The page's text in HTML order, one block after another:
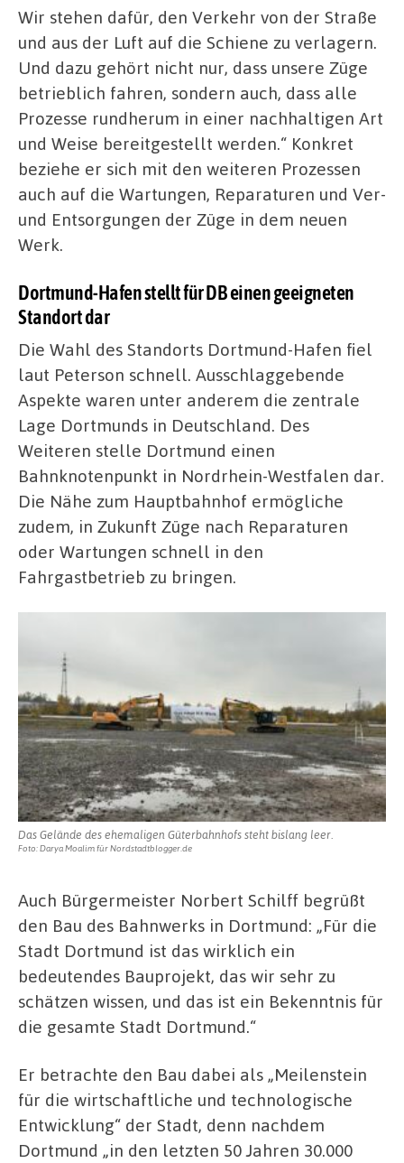
Wir stehen dafür, den Verkehr von der Straße
und aus der Luft auf die Schiene zu verlagern.
Und dazu gehört nicht nur, dass unsere Züge
betrieblich fahren, sondern auch, dass alle
Prozesse rundherum in einer nachhaltigen Art
und Weise bereitgestellt werden.“ Konkret
beziehe er sich mit den weiteren Prozessen
auch auf die Wartungen, Reparaturen und Ver-
und Entsorgungen der Züge in dem neuen
Werk.
Dortmund-Hafen stellt für DB einen geeigneten
Standort dar
Die Wahl des Standorts Dortmund-Hafen fiel
laut Peterson schnell. Ausschlaggebende
Aspekte waren unter anderem die zentrale
Lage Dortmunds in Deutschland. Des
Weiteren stelle Dortmund einen
Bahnknotenpunkt in Nordrhein-Westfalen dar.
Die Nähe zum Hauptbahnhof ermögliche
zudem, in Zukunft Züge nach Reparaturen
oder Wartungen schnell in den
Fahrgastbetrieb zu bringen.
Das Gelände des ehemaligen Güterbahnhofs steht bislang leer.
Foto: Darya Moalim für Nordstadtblogger.de
Auch Bürgermeister Norbert Schilff begrüßt
den Bau des Bahnwerks in Dortmund: „Für die
Stadt Dortmund ist das wirklich ein
bedeutendes Bauprojekt, das wir sehr zu
schätzen wissen, und das ist ein Bekenntnis für
die gesamte Stadt Dortmund.“
Er betrachte den Bau dabei als „Meilenstein
für die wirtschaftliche und technologische
Entwicklung“ der Stadt, denn nachdem
Dortmund „in den letzten 50 Jahren 30.000